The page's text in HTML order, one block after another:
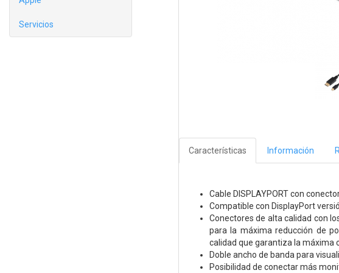
Servicios
Características Información
Cable DISPLAYPORT con
Compatible con DisplayPort
Conectores de alta calidad con
para la máxima reducción de
calidad que garantiza la máxima
Doble ancho de banda para
Posibilidad de conectar más